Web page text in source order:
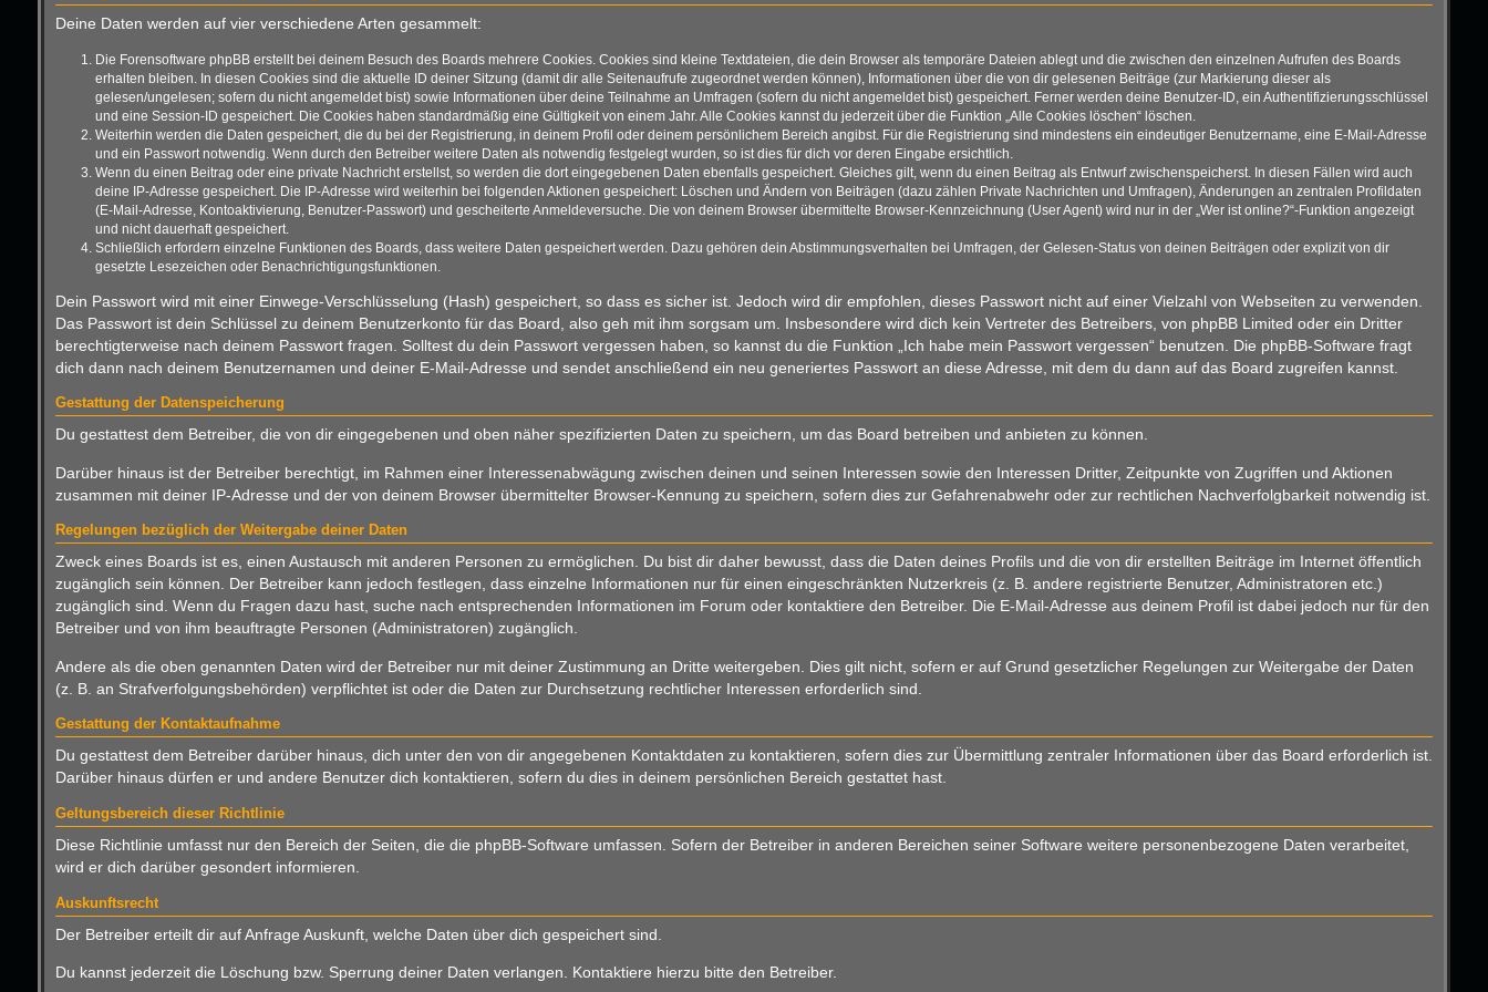
Deine Daten werden auf vier verschiedene Arten gesammelt:
Die Forensoftware phpBB erstellt bei deinem Besuch des Boards mehrere Cookies. Cookies sind kleine Textdateien, die dein Browser als temporäre Dateien ablegt und die zwischen den einzelnen Aufrufen des Boards
erhalten bleiben. In diesen Cookies sind die aktuelle ID deiner Sitzung (damit dir alle Seitenaufrufe zugeordnet werden können), Informationen über die von dir gelesenen Beiträge (zur Markierung dieser als
gelesen/ungelesen; sofern du nicht angemeldet bist) sowie Informationen über deine Teilnahme an Umfragen (sofern du nicht angemeldet bist) gespeichert. Ferner werden deine Benutzer-ID, ein Authentifizierungsschlüssel
und eine Session-ID gespeichert. Die Cookies haben standardmäßig eine Gültigkeit von einem Jahr. Alle Cookies kannst du jederzeit über die Funktion „Alle Cookies löschen“ löschen.
Weiterhin werden die Daten gespeichert, die du bei der Registrierung, in deinem Profil oder deinem persönlichem Bereich angibst. Für die Registrierung sind mindestens ein eindeutiger Benutzername, eine E-Mail-Adresse
und ein Passwort notwendig. Wenn durch den Betreiber weitere Daten als notwendig festgelegt wurden, so ist dies für dich vor deren Eingabe ersichtlich.
Wenn du einen Beitrag oder eine private Nachricht erstellst, so werden die dort eingegebenen Daten ebenfalls gespeichert. Gleiches gilt, wenn du einen Beitrag als Entwurf zwischenspeicherst. In diesen Fällen wird auch
deine IP-Adresse gespeichert. Die IP-Adresse wird weiterhin bei folgenden Aktionen gespeichert: Löschen und Ändern von Beiträgen (dazu zählen Private Nachrichten und Umfragen), Änderungen an zentralen Profildaten
(E-Mail-Adresse, Kontoaktivierung, Benutzer-Passwort) und gescheiterte Anmeldeversuche. Die von deinem Browser übermittelte Browser-Kennzeichnung (User Agent) wird nur in der „Wer ist online?“-Funktion angezeigt
und nicht dauerhaft gespeichert.
Schließlich erfordern einzelne Funktionen des Boards, dass weitere Daten gespeichert werden. Dazu gehören dein Abstimmungsverhalten bei Umfragen, der Gelesen-Status von deinen Beiträgen oder explizit von dir
gesetzte Lesezeichen oder Benachrichtigungsfunktionen.
Dein Passwort wird mit einer Einwege-Verschlüsselung (Hash) gespeichert, so dass es sicher ist. Jedoch wird dir empfohlen, dieses Passwort nicht auf einer Vielzahl von Webseiten zu verwenden.
Das Passwort ist dein Schlüssel zu deinem Benutzerkonto für das Board, also geh mit ihm sorgsam um. Insbesondere wird dich kein Vertreter des Betreibers, von phpBB Limited oder ein Dritter
berechtigterweise nach deinem Passwort fragen. Solltest du dein Passwort vergessen haben, so kannst du die Funktion „Ich habe mein Passwort vergessen“ benutzen. Die phpBB-Software fragt
dich dann nach deinem Benutzernamen und deiner E-Mail-Adresse und sendet anschließend ein neu generiertes Passwort an diese Adresse, mit dem du dann auf das Board zugreifen kannst.
Gestattung der Datenspeicherung
Du gestattest dem Betreiber, die von dir eingegebenen und oben näher spezifizierten Daten zu speichern, um das Board betreiben und anbieten zu können.
Darüber hinaus ist der Betreiber berechtigt, im Rahmen einer Interessenabwägung zwischen deinen und seinen Interessen sowie den Interessen Dritter, Zeitpunkte von Zugriffen und Aktionen
zusammen mit deiner IP-Adresse und der von deinem Browser übermittelter Browser-Kennung zu speichern, sofern dies zur Gefahrenabwehr oder zur rechtlichen Nachverfolgbarkeit notwendig ist.
Regelungen bezüglich der Weitergabe deiner Daten
Zweck eines Boards ist es, einen Austausch mit anderen Personen zu ermöglichen. Du bist dir daher bewusst, dass die Daten deines Profils und die von dir erstellten Beiträge im Internet öffentlich
zugänglich sein können. Der Betreiber kann jedoch festlegen, dass einzelne Informationen nur für einen eingeschränkten Nutzerkreis (z. B. andere registrierte Benutzer, Administratoren etc.)
zugänglich sind. Wenn du Fragen dazu hast, suche nach entsprechenden Informationen im Forum oder kontaktiere den Betreiber. Die E-Mail-Adresse aus deinem Profil ist dabei jedoch nur für den
Betreiber und von ihm beauftragte Personen (Administratoren) zugänglich.
Andere als die oben genannten Daten wird der Betreiber nur mit deiner Zustimmung an Dritte weitergeben. Dies gilt nicht, sofern er auf Grund gesetzlicher Regelungen zur Weitergabe der Daten
(z. B. an Strafverfolgungsbehörden) verpflichtet ist oder die Daten zur Durchsetzung rechtlicher Interessen erforderlich sind.
Gestattung der Kontaktaufnahme
Du gestattest dem Betreiber darüber hinaus, dich unter den von dir angegebenen Kontaktdaten zu kontaktieren, sofern dies zur Übermittlung zentraler Informationen über das Board erforderlich ist.
Darüber hinaus dürfen er und andere Benutzer dich kontaktieren, sofern du dies in deinem persönlichen Bereich gestattet hast.
Geltungsbereich dieser Richtlinie
Diese Richtlinie umfasst nur den Bereich der Seiten, die die phpBB-Software umfassen. Sofern der Betreiber in anderen Bereichen seiner Software weitere personenbezogene Daten verarbeitet,
wird er dich darüber gesondert informieren.
Auskunftsrecht
Der Betreiber erteilt dir auf Anfrage Auskunft, welche Daten über dich gespeichert sind.
Du kannst jederzeit die Löschung bzw. Sperrung deiner Daten verlangen. Kontaktiere hierzu bitte den Betreiber.